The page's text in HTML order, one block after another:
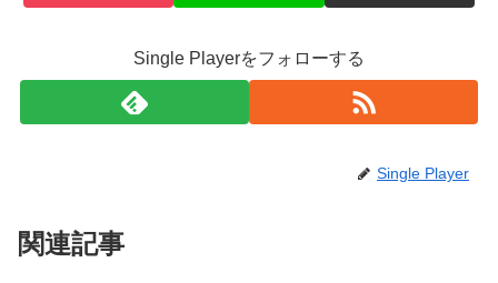
Single Playerをフォローする
Single Player
関連記事